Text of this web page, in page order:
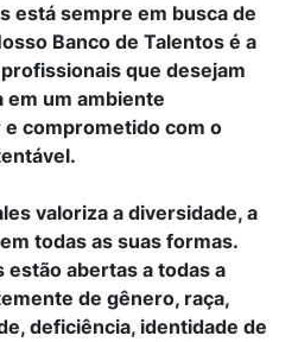
está sempre em busca de
Banco de Talentos é a
que desejam
um ambiente
comprometido com o
valoriza a diversidade, a
todas as suas formas.
abertas a todas a
de gênero, raça,
deficiência, identidade de